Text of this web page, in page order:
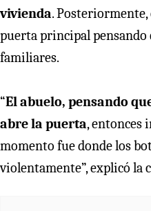
vivienda.
puerta principal pensando
familiares.
“El abuelo, pensando
abre la puerta, entonces
momento fue donde los
violentamente”, explicó la